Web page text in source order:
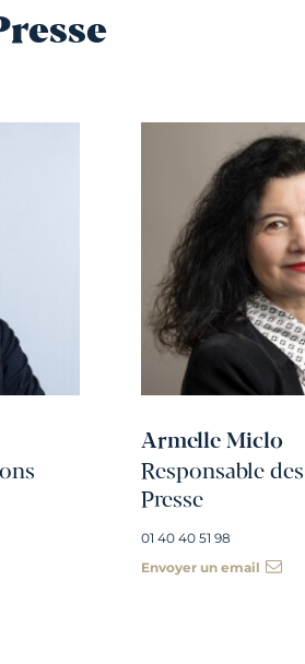
Armelle Miclo
Responsable
Presse
01 40 40 51 98
Envoyer un email